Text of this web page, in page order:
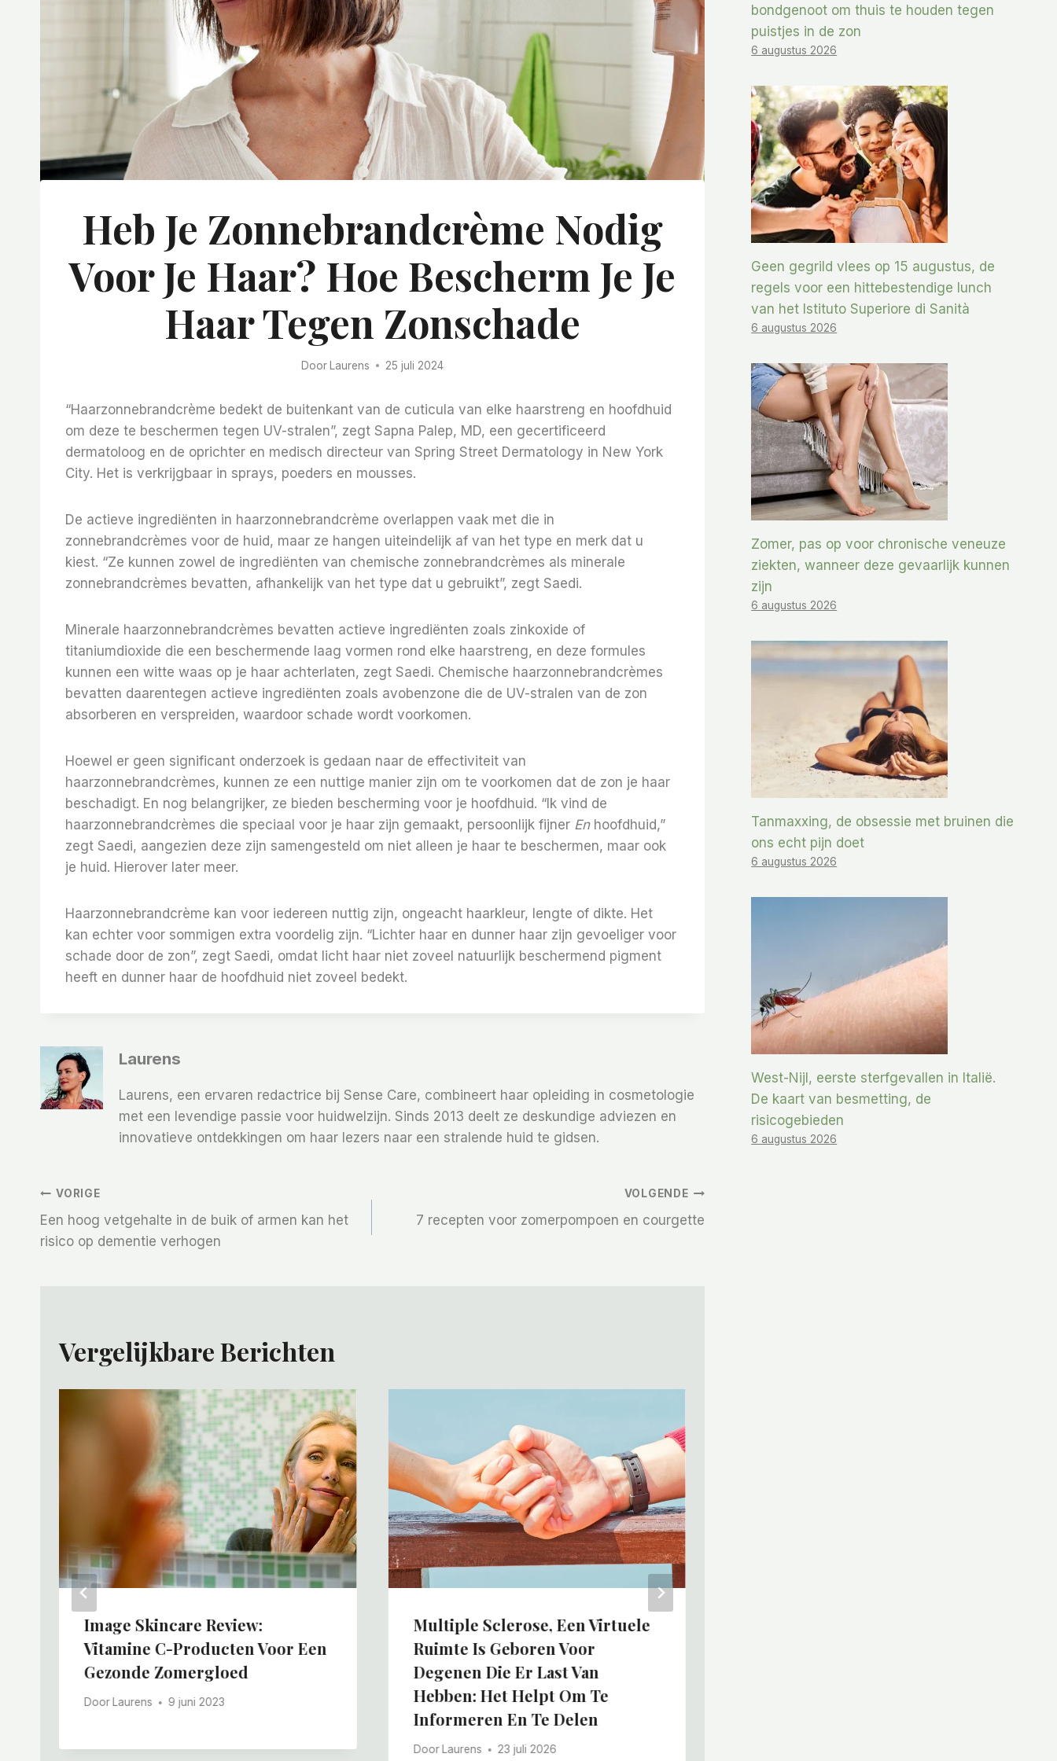
Heb Je Zonnebrandcrème Nodig
Voor Je Haar? Hoe Bescherm Je Je
Haar Tegen Zonschade
Door Laurens 25 juli 2024
“Haarzonnebrandcrème bedekt de buitenkant van de cuticula van elke haarstreng en hoofdhuid
om deze te beschermen tegen UV-stralen”, zegt Sapna Palep, MD, een gecertificeerd
dermatoloog en de oprichter en medisch directeur van Spring Street Dermatology in New York
City. Het is verkrijgbaar in sprays, poeders en mousses.
De actieve ingrediënten in haarzonnebrandcrème overlappen vaak met die in
zonnebrandcrèmes voor de huid, maar ze hangen uiteindelijk af van het type en merk dat u
kiest. “Ze kunnen zowel de ingrediënten van chemische zonnebrandcrèmes als minerale
zonnebrandcrèmes bevatten, afhankelijk van het type dat u gebruikt”, zegt Saedi.
Minerale haarzonnebrandcrèmes bevatten actieve ingrediënten zoals zinkoxide of
titaniumdioxide die een beschermende laag vormen rond elke haarstreng, en deze formules
kunnen een witte waas op je haar achterlaten, zegt Saedi. Chemische haarzonnebrandcrèmes
bevatten daarentegen actieve ingrediënten zoals avobenzone die de UV-stralen van de zon
absorberen en verspreiden, waardoor schade wordt voorkomen.
Hoewel er geen significant onderzoek is gedaan naar de effectiviteit van
haarzonnebrandcrèmes, kunnen ze een nuttige manier zijn om te voorkomen dat de zon je haar
beschadigt. En nog belangrijker, ze bieden bescherming voor je hoofdhuid. “Ik vind de
haarzonnebrandcrèmes die speciaal voor je haar zijn gemaakt, persoonlijk fijner Enhoofdhuid,”
zegt Saedi, aangezien deze zijn samengesteld om niet alleen je haar te beschermen, maar ook
je huid. Hierover later meer.
Haarzonnebrandcrème kan voor iedereen nuttig zijn, ongeacht haarkleur, lengte of dikte. Het
kan echter voor sommigen extra voordelig zijn. “Lichter haar en dunner haar zijn gevoeliger voor
schade door de zon”, zegt Saedi, omdat licht haar niet zoveel natuurlijk beschermend pigment
heeft en dunner haar de hoofdhuid niet zoveel bedekt.
Laurens
Laurens, een ervaren redactrice bij Sense Care, combineert haar opleiding in cosmetologie
met een levendige passie voor huidwelzijn. Sinds 2013 deelt ze deskundige adviezen en
innovatieve ontdekkingen om haar lezers naar een stralende huid te gidsen.
Bericht
Navigatie
VORIGE
Een hoog vetgehalte in de buik of armen kan het
risico op dementie verhogen
VOLGENDE
7 recepten voor zomerpompoen en courgette
Vergelijkbare Berichten
Image Skincare Review:
Vitamine C-Producten Voor Een
Gezonde Zomergloed
Door Laurens 9 juni 2023
Multiple Sclerose, Een Virtuele
Ruimte Is Geboren Voor
Degenen Die Er Last Van
Hebben: Het Helpt Om Te
Informeren En Te Delen
Door Laurens 23 juli 2026
bondgenoot om thuis te houden tegen
puistjes in de zon
6 augustus 2026
Geen gegrild vlees op 15 augustus, de
regels voor een hittebestendige lunch
van het Istituto Superiore di Sanità
6 augustus 2026
Zomer, pas op voor chronische veneuze
ziekten, wanneer deze gevaarlijk kunnen
zijn
6 augustus 2026
Tanmaxxing, de obsessie met bruinen die
ons echt pijn doet
6 augustus 2026
West-Nijl, eerste sterfgevallen in Italië.
De kaart van besmetting, de
risicogebieden
6 augustus 2026